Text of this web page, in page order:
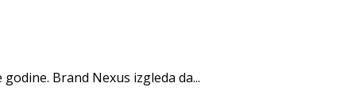
Brand Nexus izgleda da...